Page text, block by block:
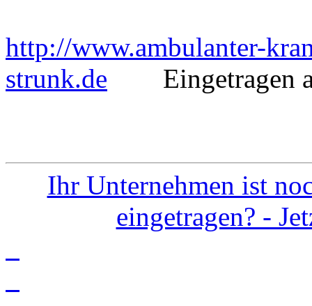
http://www.ambulanter-
strunk.de Eingetragen
Ihr Unternehmen ist
eingetragen? -